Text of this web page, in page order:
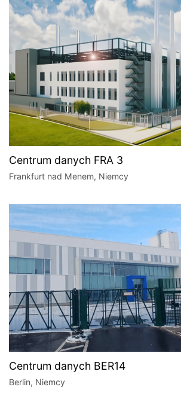
Centrum danych FRA 3
Frankfurt nad Menem, Niemcy
Centrum danych BER14
Berlin, Niemcy